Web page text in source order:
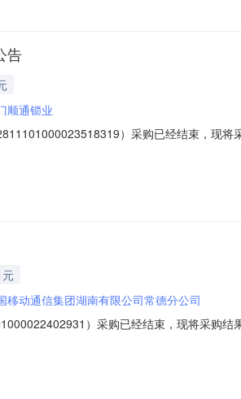
告
顺通锁业
）采购已经结束，现
县档案馆采购单位地址:/采购单位联系人和
移动通信集团湖南有限公司常德分公司
）采购已经结束，现将采购
位地址:/采购单位联系人和联系方式:采购